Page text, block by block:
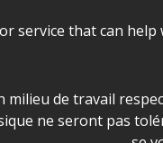
service that can help
les locaux d'AJO.
de travail
ne seront pas